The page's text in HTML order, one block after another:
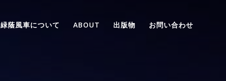
緑蔭風車について ABOUT 出版物 お問い合わせ